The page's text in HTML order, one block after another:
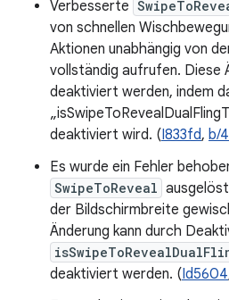
Verbesserte
von schnellen
Aktionen unabhängig von
vollständig aufrufen. Diese
deaktiviert werden, indem
deaktiviert wird. (I833fd, b/
Es wurde ein Fehler
SwipeToReveal
der Bildschirmbreite
Änderung kann durch
deaktiviert werden. (Id5604